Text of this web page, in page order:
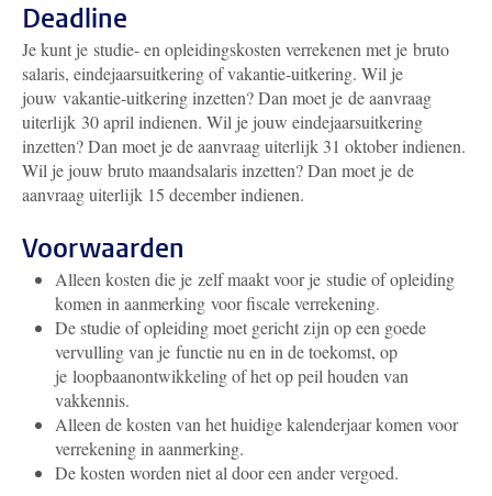
Deadline
Je kunt je studie- en opleidingskosten verrekenen met je bruto
salaris, eindejaarsuitkering of vakantie-uitkering. Wil je
jouw vakantie-uitkering inzetten? Dan moet je de aanvraag
uiterlijk 30 april indienen. Wil je jouw eindejaarsuitkering
inzetten? Dan moet je de aanvraag uiterlijk 31 oktober indienen.
Wil je jouw bruto maandsalaris inzetten? Dan moet je de
aanvraag uiterlijk 15 december indienen.
Voorwaarden
Alleen kosten die je zelf maakt voor je studie of opleiding
komen in aanmerking voor fiscale verrekening.
De studie of opleiding moet gericht zijn op een goede
vervulling van je functie nu en in de toekomst, op
je loopbaanontwikkeling of het op peil houden van
vakkennis.
Alleen de kosten van het huidige kalenderjaar komen voor
verrekening in aanmerking.
De kosten worden niet al door een ander vergoed.